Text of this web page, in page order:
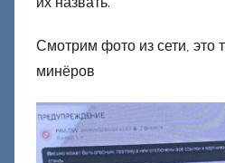
Смотрим фото из сети, это
минёров